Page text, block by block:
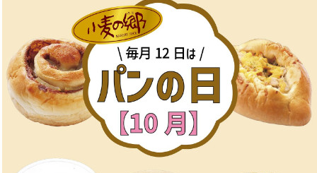
企業情報
IR情報
採用情報
お問い合わせ